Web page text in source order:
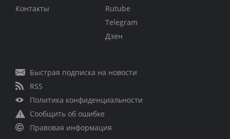
Контакты
Rutube
Telegram
Дзен
Быстрая подписка на новости
RSS
Политика конфиденциальности
Сообщить об ошибке
Правовая информация